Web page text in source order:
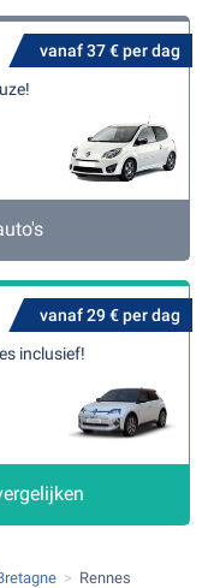
vanaf 37 € per dag
vanaf 29 € per dag
inclusief!
Rennes